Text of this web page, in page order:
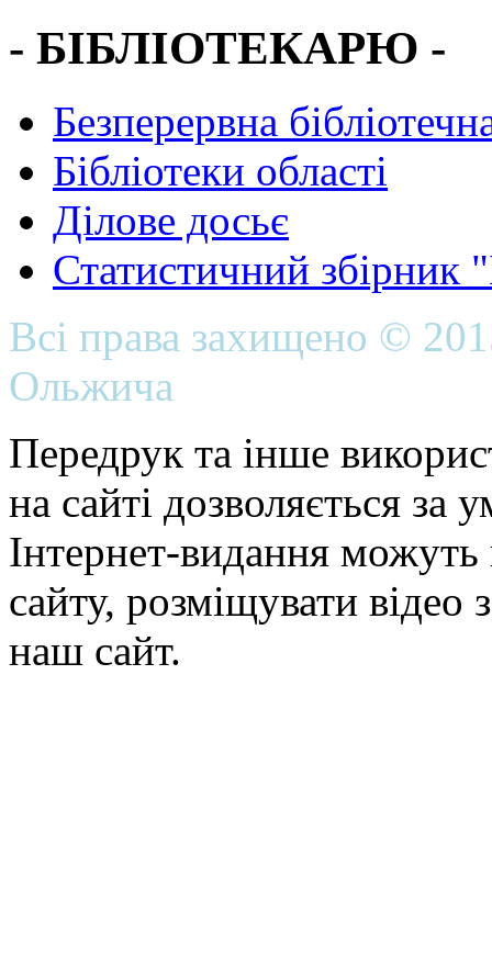
- БІБЛІОТЕКАРЮ -
Безперервна
Бібліотеки області
Ділове досьє
Статистичний
Всі права захищено ©
Ольжича
Передрук та інше
на сайті дозволяється
Інтернет-видання можуть
сайту, розміщувати відео
наш сайт.